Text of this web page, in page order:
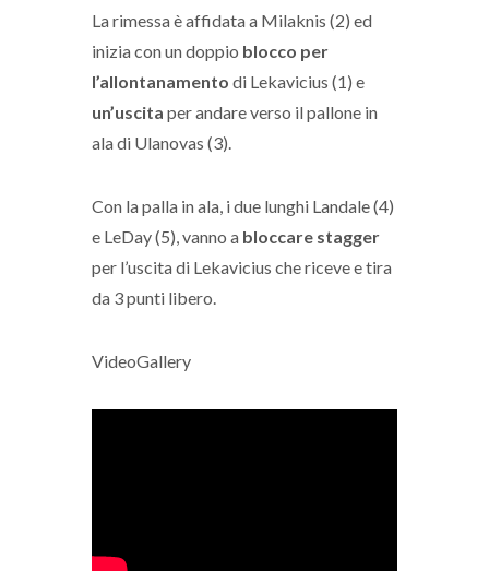
La rimessa è affidata a Milaknis (2) ed
inizia con un doppio blocco per
l’allontanamento di Lekavicius (1) e
un’uscita per andare verso il pallone in
ala di Ulanovas (3).
Con la palla in ala, i due lunghi Landale (4)
e LeDay (5), vanno a bloccare stagger
per l’uscita di Lekavicius che riceve e tira
da 3 punti libero.
VideoGallery